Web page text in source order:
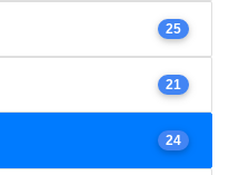
25
21
24